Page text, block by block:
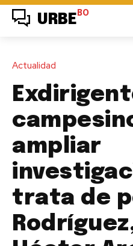
URBE BO
Actualidad
ampliar
trata de